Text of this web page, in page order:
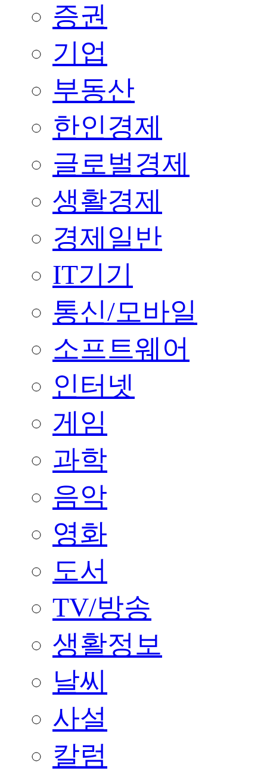
증권
기업
부동산
한인경제
글로벌경제
생활경제
경제일반
IT기기
통신/모바일
소프트웨어
인터넷
게임
과학
음악
영화
도서
TV/방송
생활정보
날씨
사설
칼럼